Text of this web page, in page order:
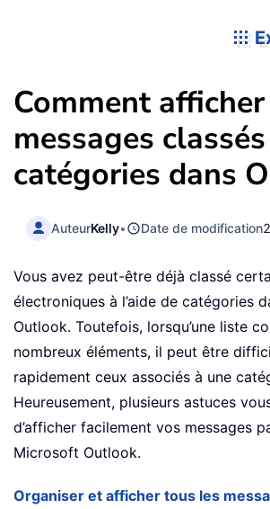
Comment
messages
catégories dans
AuteurKelly• Date de modification
Vous avez peut-être déjà classé
électroniques à l’aide de catégories
Outlook. Toutefois, lorsqu’une liste
nombreux éléments, il peut être
rapidement ceux associés à une
Heureusement, plusieurs astuces
d’afficher facilement vos messages
Microsoft Outlook.
Organiser et afficher tous les